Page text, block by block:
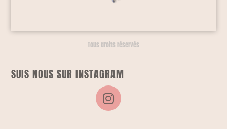
Tous droits réservés
SUIS NOUS SUR INSTAGRAM